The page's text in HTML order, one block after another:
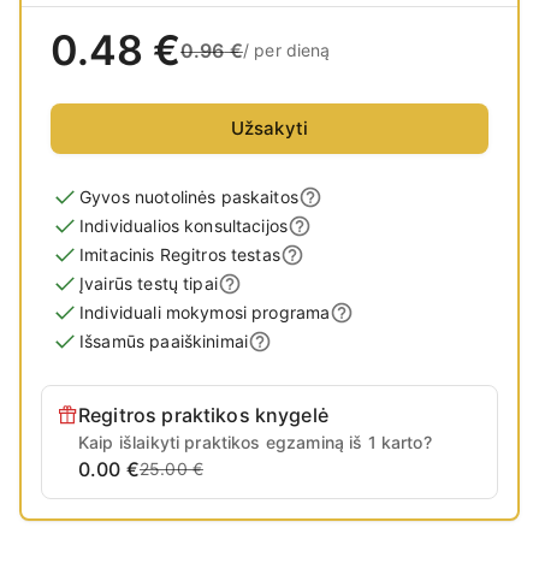
0.48 €0.96€/ per dieną
Užsakyti
Gyvos nuotolinės paskaitos
Individualios konsultacijos
Imitacinis Regitros testas
Įvairūs testų tipai
Individuali mokymosi programa
Išsamūs paaiškinimai
Regitros praktikos knygelė
Kaip išlaikyti praktikos egzaminą iš 1 karto?
0.00 €25.00 €